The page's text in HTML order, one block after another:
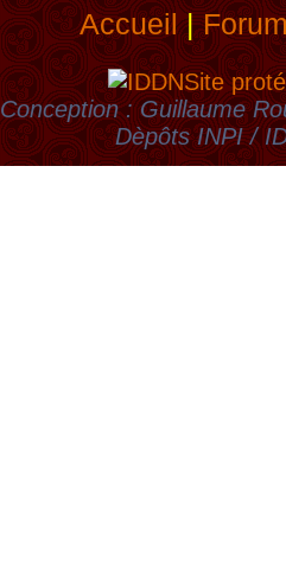
Accueil|
Site
Conception : Guillaume
Dèpôts INPI /